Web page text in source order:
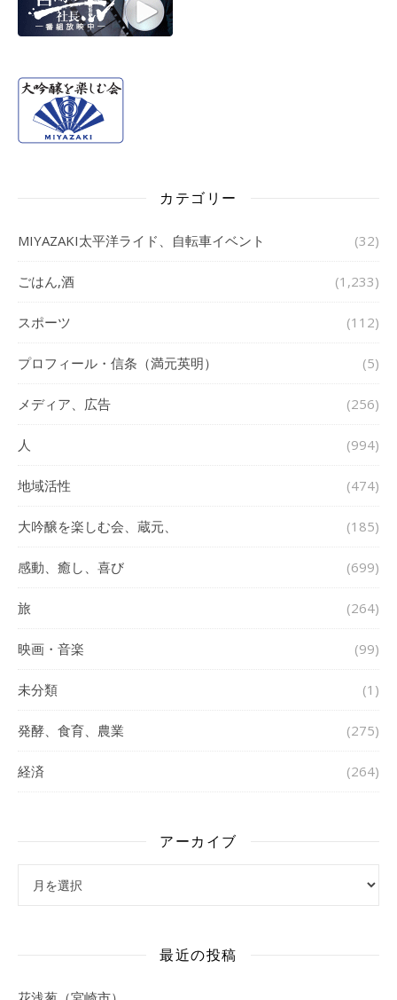
カテゴリー
MIYAZAKI太平洋ライド、自転車イベント (32)
ごはん,酒 (1,233)
スポーツ (112)
プロフィール・信条（満元英明） (5)
メディア、広告 (256)
人 (994)
地域活性 (474)
大吟醸を楽しむ会、蔵元、 (185)
感動、癒し、喜び (699)
旅 (264)
映画・音楽 (99)
未分類 (1)
発酵、食育、農業 (275)
経済 (264)
アーカイブ
最近の投稿